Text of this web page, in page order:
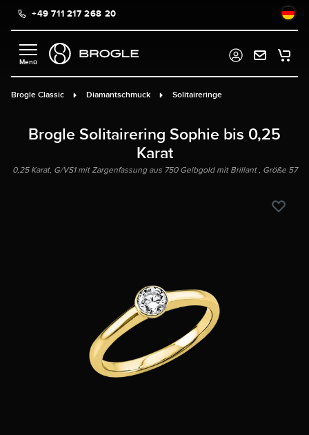
springen
+49 711 217 268 20
Brogle Classic Diamantschmuck Solitaireringe
Brogle Solitairering Sophie bis 0,25
Karat
0,25 Karat, G/VS1 mit Zargenfassung aus 750 Gelbgold mit Brillant , Größe 57